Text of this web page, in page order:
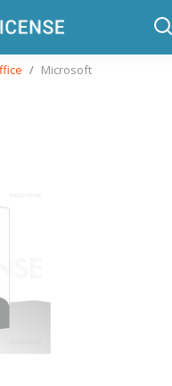
Microsoft